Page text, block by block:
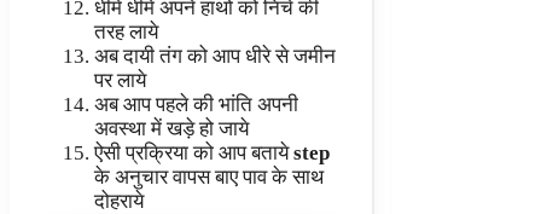
धीमे धीमे अपने हाथो को निचे की
तरह लाये
अब दायी तंग को आप धीरे से जमीन
पर लाये
अब आप पहले की भांति अपनी
अवस्था में खड़े हो जाये
ऐसी प्रक्रिया को आप बतायेstep
के अनुचार वापस बाए पाव के साथ
दोहराये